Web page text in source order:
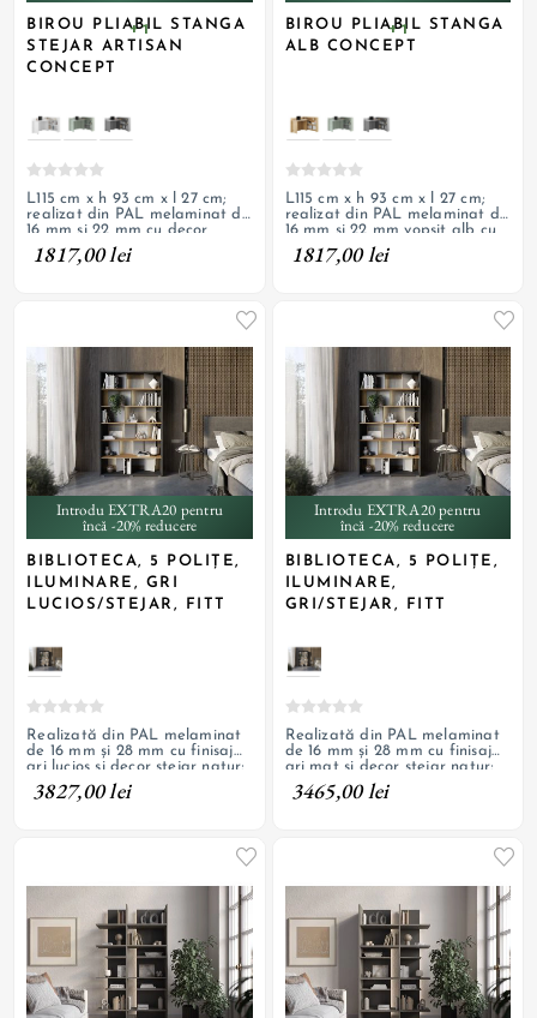
BIROU PLIABIL STANGA
STEJAR ARTISAN
CONCEPT
+ 1
L115 cm x h 93 cm x l 27 cm;
realizat din PAL melaminat de
16 mm si 22 mm cu decor
stejar artisan; 3 rafturi, parte
pliabila cu deschidere pe
1817,00 lei
BIROU PLIABIL STANGA
ALB CONCEPT
+ 1
L115 cm x h 93 cm x l 27 cm;
realizat din PAL melaminat de
16 mm si 22 mm vopsit alb cu
finisaj de lac mat; 3 rafturi,
parte pliabila cu deschidere
1817,00 lei
Introdu EXTRA20 pentru
încă -20% reducere
BIBLIOTECA, 5 POLIȚE,
ILUMINARE, GRI
LUCIOS/STEJAR, FITT
Realizată din PAL melaminat
de 16 mm și 28 mm cu finisaj
gri lucios și decor stejar natur;
iluminare cu bandă LED
3827,00 lei
Introdu EXTRA20 pentru
încă -20% reducere
BIBLIOTECA, 5 POLIȚE,
ILUMINARE,
GRI/STEJAR, FITT
Realizată din PAL melaminat
de 16 mm și 28 mm cu finisaj
gri mat și decor stejar natur;
iluminare cu bandă LED
3465,00 lei